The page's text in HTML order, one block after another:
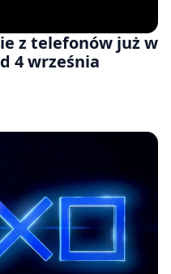
z telefonów już w
4 września